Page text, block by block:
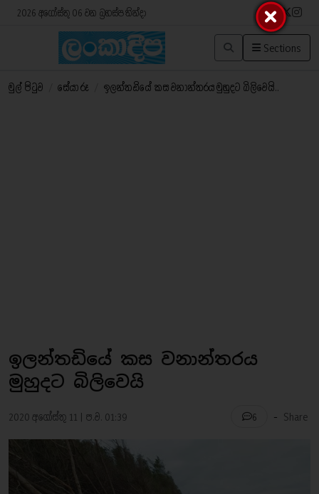
2026 අගෝස්තු 06 වන බ්‍රහස්පතින්දා
Sections
මුල් පිටුව සේයා රූ ඉලන්තඩියේ කස වනාන්තරය මුහුදට බිලිවෙයි..
ඉලන්තඩියේ කස වනාන්තරය
මුහුදට බිලිවෙයි
2020 අගෝස්තු 11 | ප.ව. 01:39 6 - Share